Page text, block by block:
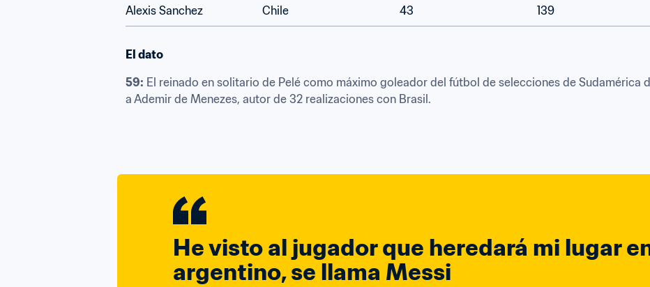
Alexis Sanchez Chile 43 139
El dato
59: El reinado en solitario de Pelé como máximo goleador del fútbol de selecciones de Sudamérica
a Ademir de Menezes, autor de 32 realizaciones con Brasil.
He visto al jugador que heredará mi lugar
argentino, se llama Messi